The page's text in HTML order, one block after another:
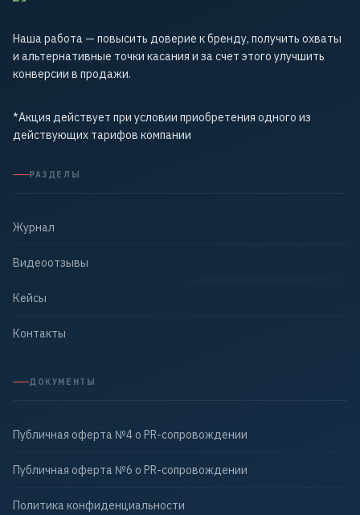
Наша работа — повысить доверие к бренду, получить охваты
и альтернативные точки касания и за счет этого улучшить
конверсии в продажи.
*Акция действует при условии приобретения одного из
действующих тарифов компании
РАЗДЕЛЫ
Журнал
Видеоотзывы
Кейсы
Контакты
ДОКУМЕНТЫ
Публичная оферта №4 о PR-сопровождении
Публичная оферта №6 о PR-сопровождении
Политика конфиденциальности